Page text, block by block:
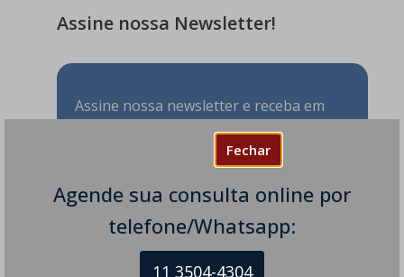
Fechar
Agende sua consulta online por
telefone/Whatsapp:
11 3504-4304
Assine nossa Newsletter!
Assine nossa newsletter e receba em
seu e-mail todos os nossos novos